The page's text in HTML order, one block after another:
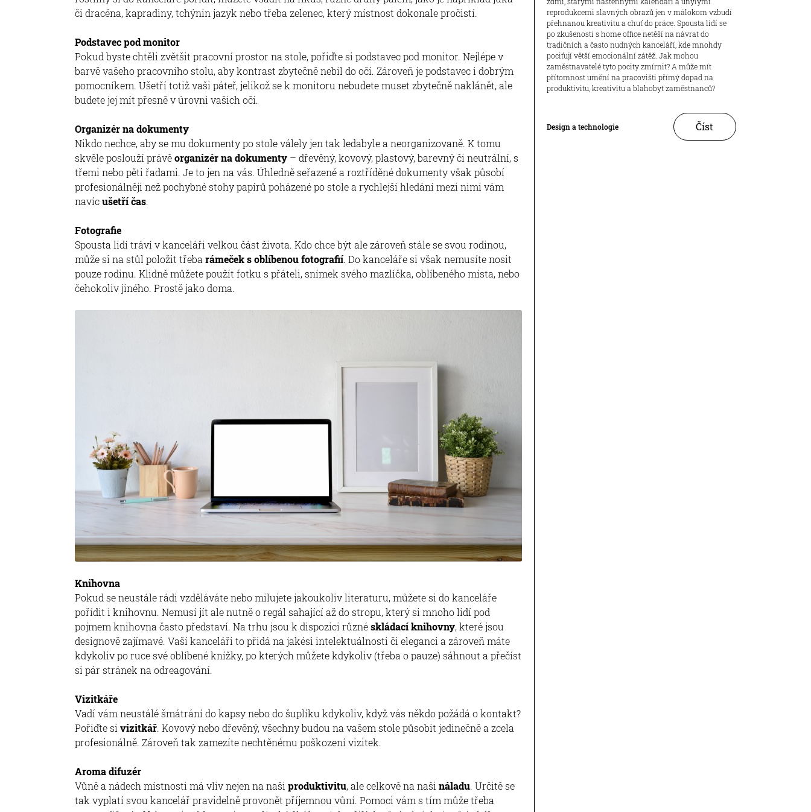
či dracéna, kapradiny, tchýnin jazyk nebo třeba zelenec, který místnost dokonale pročistí.
Podstavec pod monitor
Pokud byste chtěli zvětšit pracovní prostor na stole, pořiďte si podstavec pod monitor. Nejlépe v
barvě vašeho pracovního stolu, aby kontrast zbytečně nebil do očí. Zároveň je podstavec i dobrým
pomocníkem. Ušetří totiž vaši páteř, jelikož se k monitoru nebudete muset zbytečně naklánět, ale
budete jej mít přesně v úrovni vašich očí.
Organizér na dokumenty
Nikdo nechce, aby se mu dokumenty po stole válely jen tak ledabyle a neorganizovaně. K tomu
skvěle poslouží právěorganizér na dokumenty – dřevěný, kovový, plastový, barevný či neutrální, s
třemi nebo pěti řadami. Je to jen na vás. Úhledně seřazené a roztříděné dokumenty však působí
profesionálněji než pochybné stohy papírů poházené po stole a rychlejší hledání mezi nimi vám
navícušetří čas.
Fotografie
Spousta lidí tráví v kanceláři velkou část života. Kdo chce být ale zároveň stále se svou rodinou,
může si na stůl položit třeba rámeček s oblíbenou fotografií. Do kanceláře si však nemusíte nosit
pouze rodinu. Klidně můžete použít fotku s přáteli, snímek svého mazlíčka, oblíbeného místa, nebo
čehokoliv jiného. Prostě jako doma.
Knihovna
Pokud se neustále rádi vzděláváte nebo milujete jakoukoliv literaturu, můžete si do kanceláře
pořídit i knihovnu. Nemusí jít ale nutně o regál sahající až do stropu, který si mnoho lidí pod
pojmem knihovna často představí. Na trhu jsou k dispozici různéskládací knihovny, které jsou
designově zajímavé. Vaší kanceláři to přidá na jakési intelektuálnosti či eleganci a zároveň máte
kdykoliv po ruce své oblíbené knížky, po kterých můžete kdykoliv (třeba o pauze) sáhnout a přečíst
si pár stránek na odreagování.
Vizitkáře
Vadí vám neustálé šmátrání do kapsy nebo do šuplíku kdykoliv, když vás někdo požádá o kontakt?
Pořiďte si vizitkář. Kovový nebo dřevěný, všechny budou na vašem stole působit jedinečně a zcela
profesionálně. Zároveň tak zamezíte nechtěnému poškození vizitek.
Aroma difuzér
Vůně a nádech místnosti má vliv nejen na naši produktivitu, ale celkově na naši náladu. Určitě se
tak vyplatí svou kancelář pravidelně provonět příjemnou vůní. Pomoci vám s tím může třeba
reprodukcemi slavných obrazů jen v málokom vzbudí
přehnanou kreativitu a chuť do práce. Spousta lidí se
po zkušenosti s home office netěší na návrat do
tradičních a často nudných kanceláří, kde mnohdy
pociťují větší emocionální zátěž. Jak mohou
zaměstnavatelé tyto pocity zmírnit? A může mít
přítomnost umění na pracovišti přímý dopad na
produktivitu, kreativitu a blahobyt zaměstnanců?
Design a technologie Číst